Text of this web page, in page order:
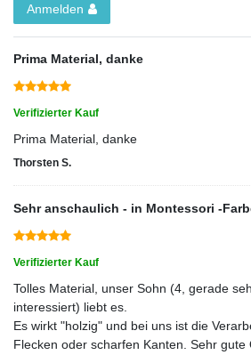
Anmelden
Prima Material, danke
Verifizierter Kauf
Prima Material, danke
Thorsten S.
Sehr anschaulich - in Montessori -
Verifizierter Kauf
Tolles Material, unser Sohn (4, gerade
interessiert) liebt es.
Es wirkt "holzig" und bei uns ist die
Flecken oder scharfen Kanten. Sehr gute